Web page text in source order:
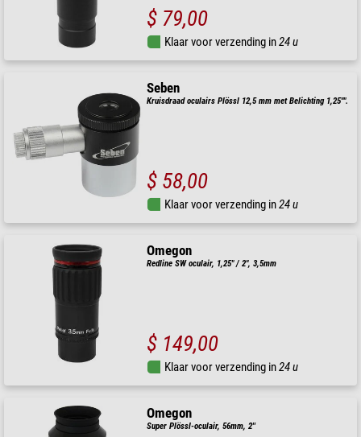
$ 79,00
Klaar voor verzending in24 u
Seben
Kruisdraad oculairs Plössl 12,5 mm met Belichting 1,25"".
$ 58,00
Klaar voor verzending in24 u
Omegon
Redline SW oculair, 1,25" / 2", 3,5mm
$ 149,00
Klaar voor verzending in24 u
Omegon
Super Plössl-oculair, 56mm, 2''